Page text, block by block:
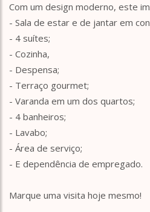
Com um design moderno, este
- Sala de estar e de jantar em
- 4 suítes;
- Cozinha,
- Despensa;
- Terraço gourmet;
- Varanda em um dos quartos;
- 4 banheiros;
- Lavabo;
- Área de serviço;
- E dependência de empregado.
Marque uma visita hoje mesmo!